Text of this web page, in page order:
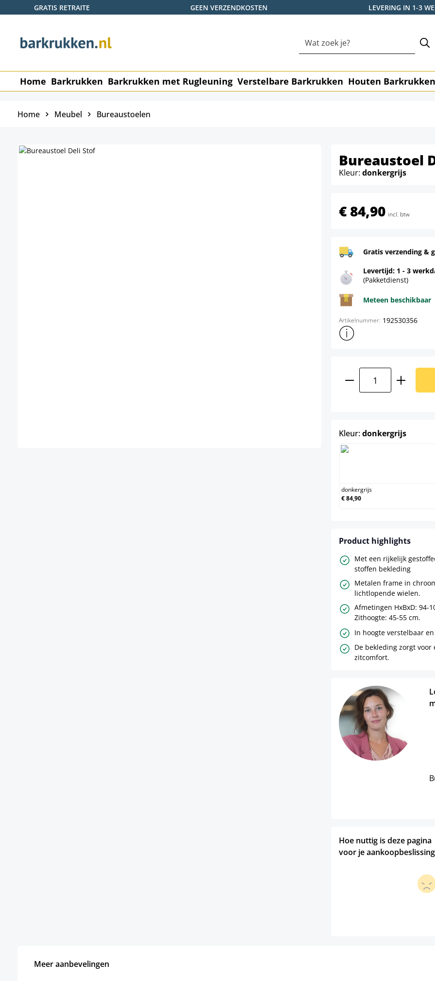
de hoofdinhoud
Ga naar de zoekopdracht
Ga naar de hoofdnavigatie
GRATIS RETRAITE GEEN VERZENDKOSTEN LEVERING IN 1-3
Home Barkrukken Barkrukken met Rugleuning Verstelbare Barkrukken Houten Barkrukken
Home Meubel Bureaustoelen
Bureaustoel
Kleur: donkergrijs
€ 84,90 incl. btw
Gratis verzending &
Levertijd: 1 - 3
(Pakketdienst)
Meteen beschikbaar
Artikelnummer: 192530356
Toon meer productinformatie
Kleur:donkergrijsselect
donkergrijs
€ 84,90
Product highlights
Met een rijkelijk
stoffen bekleding
Metalen frame in
lichtlopende wielen.
Afmetingen HxBxD: 94-
Zithoogte: 45-55 cm.
In hoogte verstelbaar
De bekleding zorgt voor
zitcomfort.
Hoe nuttig is deze pagina
voor je
Meer aanbevelingen